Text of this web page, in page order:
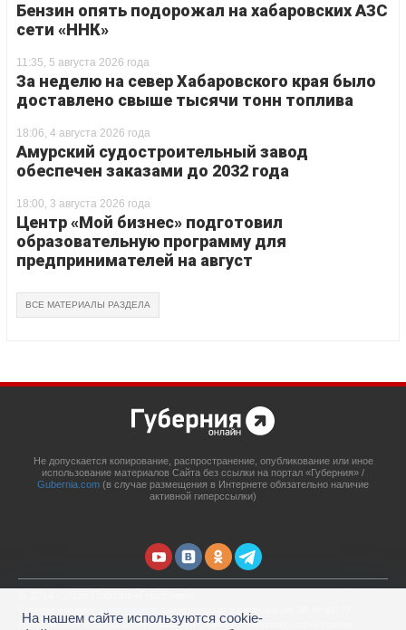
Бензин опять подорожал на хабаровских АЗС
сети «ННК»
11:35, 5 августа 2026 года
За неделю на север Хабаровского края было
доставлено свыше тысячи тонн топлива
18:06, 4 августа 2026 года
Амурский судостроительный завод
обеспечен заказами до 2032 года
18:00, 3 августа 2026 года
Центр «Мой бизнес» подготовил
образовательную программу для
предпринимателей на август
ВСЕ МАТЕРИАЛЫ РАЗДЕЛА
Не допускается копирование, распространение, опубликование или иное
использование материалов Сайта без ссылки на портал «Губерния» /
Gubernia.com (в случае размещения в Интернете обязательно наличие
активной гиперссылки)
67908 выдано 06.12.2016 Федеральной службой по надзору в сфере связи,
На нашем сайте используются cookie-